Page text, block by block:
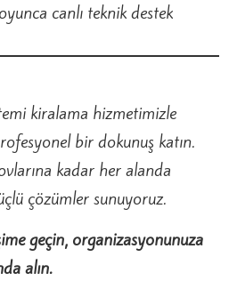
canlı teknik destek
kiralama hizmetimizle
bir dokunuş katın.
kadar her alanda
çözümler sunuyoruz.
geçin, organizasyonunuza
alın.